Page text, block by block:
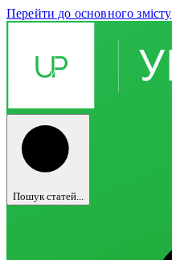
Перейти до основного змісту
Пошук статей...